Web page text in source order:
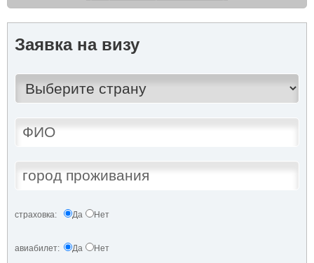
Заявка на визу
страховка: Да Нет
авиабилет: Да Нет